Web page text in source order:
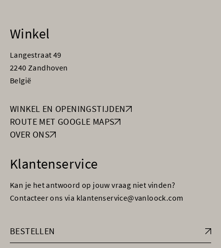
Winkel
Langestraat 49
2240 Zandhoven
België
WINKEL EN OPENINGSTIJDEN
ROUTE MET GOOGLE MAPS
OVER ONS
Klantenservice
Kan je het antwoord op jouw vraag niet vinden?
Contacteer ons via klantenservice@vanloock.com
BESTELLEN